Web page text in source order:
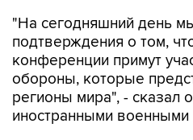
"На сегодняшний день
подтверждения о том,
конференции примут
обороны, которые
регионы мира", - сказал
иностранными военными